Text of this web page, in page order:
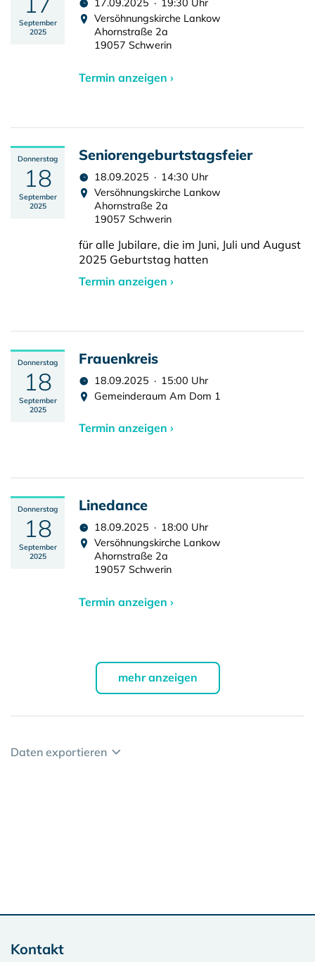
September
2025
17.09.2025 · 19:30 Uhr
Versöhnungskirche Lankow
Ahornstraße 2a
19057 Schwerin
Termin anzeigen ›
Donnerstag
18
September
2025
Seniorengeburtstagsfeier
18.09.2025 · 14:30 Uhr
Versöhnungskirche Lankow
Ahornstraße 2a
19057 Schwerin
für alle Jubilare, die im Juni, Juli und August
2025 Geburtstag hatten
Termin anzeigen ›
Donnerstag
18
September
2025
Frauenkreis
18.09.2025 · 15:00 Uhr
Gemeinderaum Am Dom 1
Termin anzeigen ›
Donnerstag
18
September
2025
Linedance
18.09.2025 · 18:00 Uhr
Versöhnungskirche Lankow
Ahornstraße 2a
19057 Schwerin
Termin anzeigen ›
mehr anzeigen
Daten exportieren
Kontakt